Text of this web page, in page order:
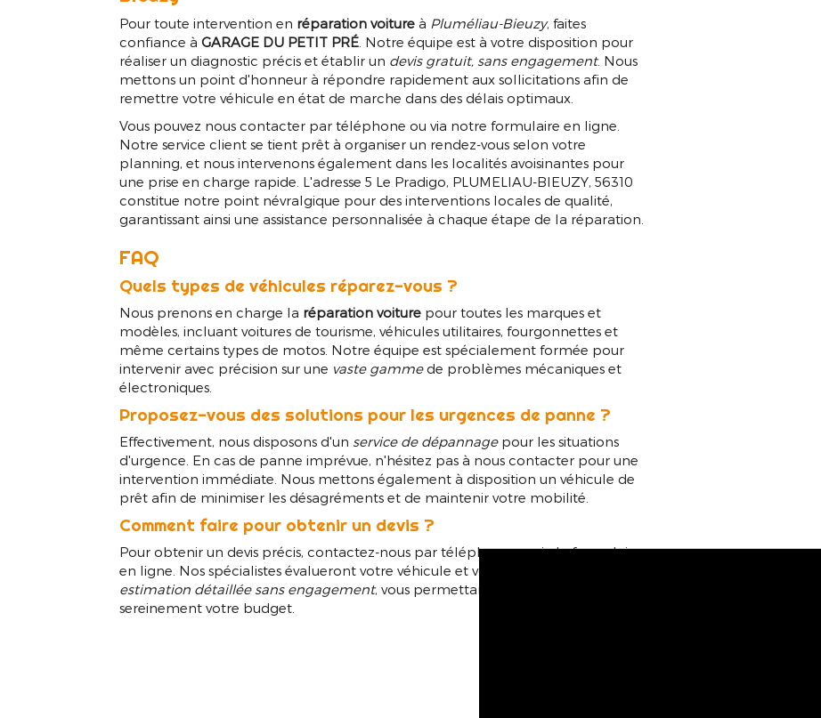
Pour toute intervention en réparation voiture à Pluméliau-Bieuzy, faites
confiance àGARAGE DU PETIT PRÉ . Notre équipe est à votre disposition pour
réaliser un diagnostic précis et établir un devis gratuit, sans engagement. Nous
mettons un point d'honneur à répondre rapidement aux sollicitations afin de
remettre votre véhicule en état de marche dans des délais optimaux.
Vous pouvez nous contacter par téléphone ou via notre formulaire en ligne.
Notre service client se tient prêt à organiser un rendez-vous selon votre
planning, et nous intervenons également dans les localités avoisinantes pour
une prise en charge rapide. L'adresse 5 Le Pradigo, PLUMELIAU-BIEUZY, 56310
constitue notre point névralgique pour des interventions locales de qualité,
garantissant ainsi une assistance personnalisée à chaque étape de la réparation.
FAQ
Quels types de véhicules réparez-vous ?
Nous prenons en charge la réparation voiture pour toutes les marques et
modèles, incluant voitures de tourisme, véhicules utilitaires, fourgonnettes et
même certains types de motos. Notre équipe est spécialement formée pour
intervenir avec précision sur une vaste gammede problèmes mécaniques et
électroniques.
Proposez-vous des solutions pour les urgences de panne ?
Effectivement, nous disposons d'un service de dépannagepour les situations
d'urgence. En cas de panne imprévue, n'hésitez pas à nous contacter pour une
intervention immédiate. Nous mettons également à disposition un véhicule de
prêt afin de minimiser les désagréments et de maintenir votre mobilité.
Comment faire pour obtenir un devis ?
Pour obtenir un devis précis, contactez-nous par téléphone ou via le formulaire
en ligne. Nos spécialistes évalueront votre véhicule et vous fourniront une
estimation détaillée sans engagement, vous permettant de planifier
sereinement votre budget.